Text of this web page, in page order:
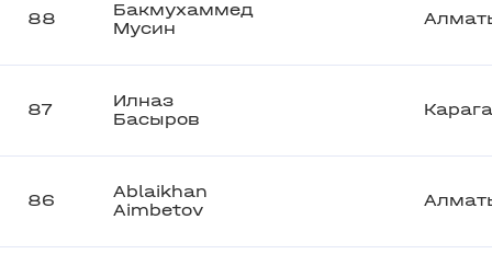
88
Бакмухаммед
Мусин
87
Илназ
Басыров
86
Ablaikhan
Aimbetov